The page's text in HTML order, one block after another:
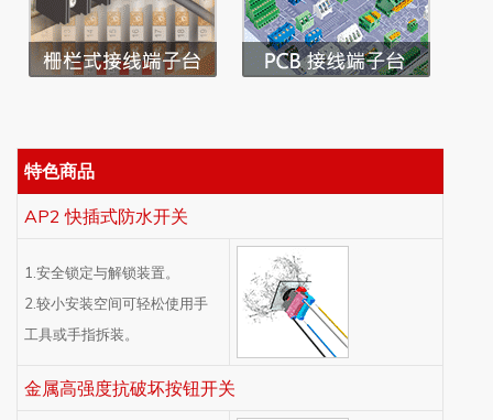
特色商品
AP2 快插式防水开关
1.安全锁定与解锁装置。
2.较小安装空间可轻松使用手
工具或手指拆装。
金属高强度抗破坏按钮开关